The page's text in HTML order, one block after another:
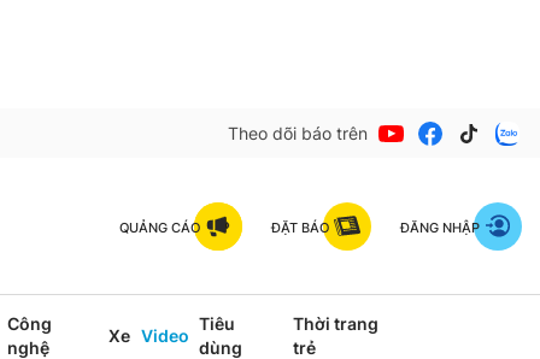
Theo dõi báo trên
QUẢNG CÁO ĐẶT BÁO ĐĂNG NHẬP
Công
nghệ
Xe Video
Tiêu
dùng
Thời trang
trẻ